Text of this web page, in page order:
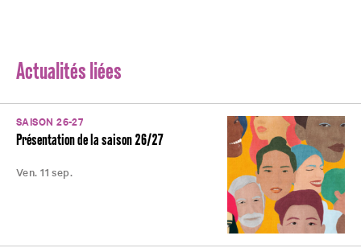
Actualités liées
SAISON 26-27
Présentation de la saison 26/27
Ven. 11 sep.